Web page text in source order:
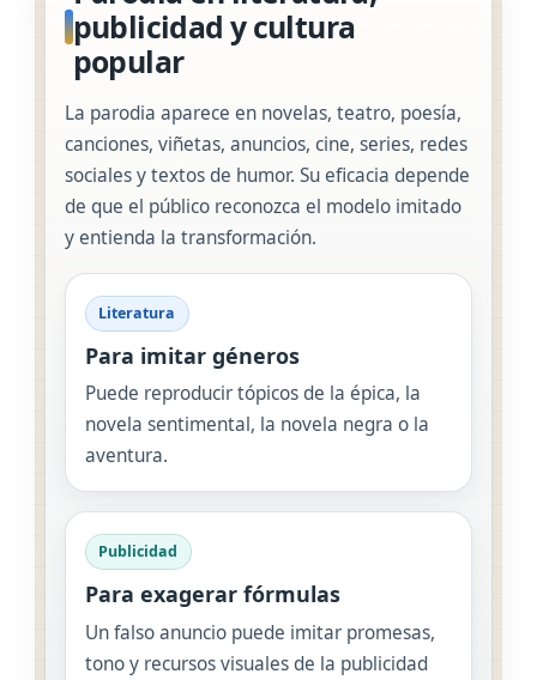
publicidad y cultura
popular
La parodia aparece en novelas, teatro, poesía,
canciones, viñetas, anuncios, cine, series, redes
sociales y textos de humor. Su eficacia depende
de que el público reconozca el modelo imitado
y entienda la transformación.
Literatura
Para imitar géneros
Puede reproducir tópicos de la épica, la
novela sentimental, la novela negra o la
aventura.
Publicidad
Para exagerar fórmulas
Un falso anuncio puede imitar promesas,
tono y recursos visuales de la publicidad